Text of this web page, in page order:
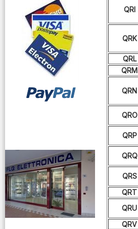
Interfoni
Inverter
Laboratorio
Microfoni
Auricolari Cuffie
Pacchi Batterie
Ricambi
Ricetrasmettitori
Ricevitori
Scanner
QRI
QRK
QRL
QRM
QRN
QRO
QRP
QRQ
QRS
QRT
QRU
QRV